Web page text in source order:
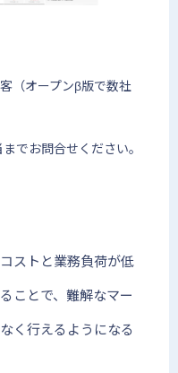
（オープンβ版で数社
でお問合せください。
ストと業務負荷が低
ことで、難解なマー
く行えるようになる